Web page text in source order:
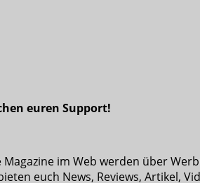
euren Support!
Magazine im Web werden über
euch News, Reviews, Artikel,